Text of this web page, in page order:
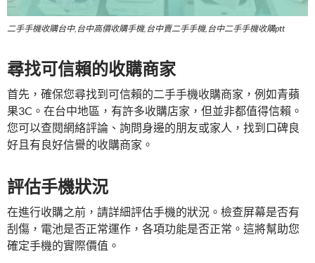
二手手機收購台中,台中高價收購手機,台中賣二手手機,台中二手手機收購ptt
尋找可信賴的收購商家
首先，確保您尋找到可信賴的二手手機收購商家，例如青蘋
果3C。在台中地區，有許多收購店家，但並非都值得信賴。
您可以查閱網絡評論、詢問身邊的朋友或家人，找到口碑良
好且有良好信譽的收購商家。
評估手機狀況
在進行收購之前，請詳細評估手機的狀況。檢查屏幕是否有
刮傷，電池是否正常運作，各項功能是否正常。這將幫助您
確定手機的實際價值。